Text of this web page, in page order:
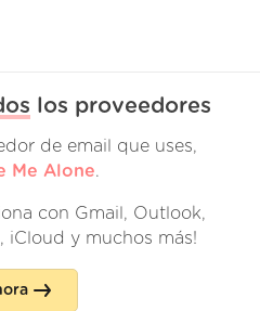
los proveedores
de email que uses,
Me Alone.
con Gmail, Outlook,
iCloud y muchos más!